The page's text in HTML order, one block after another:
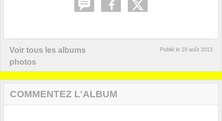
Voir tous les albums
photos
Publié le 19 août 2013
COMMENTEZ L'ALBUM